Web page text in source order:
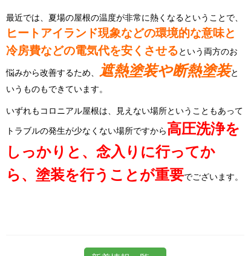
最近では、夏場の屋根の温度が非常に熱くなるということで、
ヒートアイランド現象などの環境的な意味と
冷房費などの電気代を安くさせるという両方のお
悩みから改善するため、 遮熱塗装や断熱塗装と
いうものもできています。
いずれもコロニアル屋根は、見えない場所ということもあって
トラブルの発生が少なくない場所ですから高圧洗浄を
しっかりと、念入りに行ってか
ら、塗装を行うことが重要でございます。